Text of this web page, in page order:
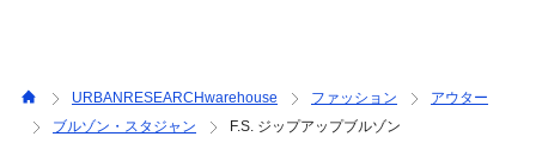
URBANRESEARCHwarehouse ファッション
アウター
ブルゾン・スタジャン
F.S. ジップアップブルゾン